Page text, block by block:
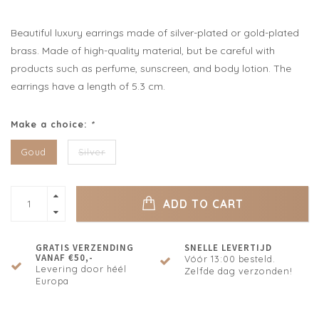
Beautiful luxury earrings made of silver-plated or gold-plated
brass. Made of high-quality material, but be careful with
products such as perfume, sunscreen, and body lotion. The
earrings have a length of 5.3 cm.
Make a choice: *
Goud Silver
ADD TO CART
GRATIS VERZENDING
VANAF €50,-
Levering door héél
Europa
SNELLE LEVERTIJD
Vóór 13:00 besteld.
Zelfde dag verzonden!